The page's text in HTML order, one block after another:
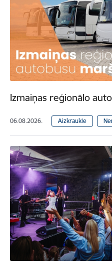
Izmaiņas reģionālo
06.08.2026. Aizkraukle